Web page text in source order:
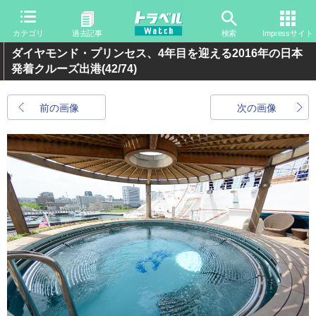
カテゴリ 過去記事 検索 Impressサイト
ダイヤモンド・プリンセス、4年目を迎える2016年の日本
発着クルーズ出港(42/74)
前の画像 次の画像